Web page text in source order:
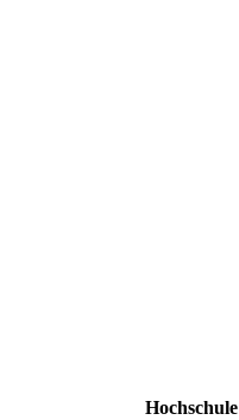
Hochschule